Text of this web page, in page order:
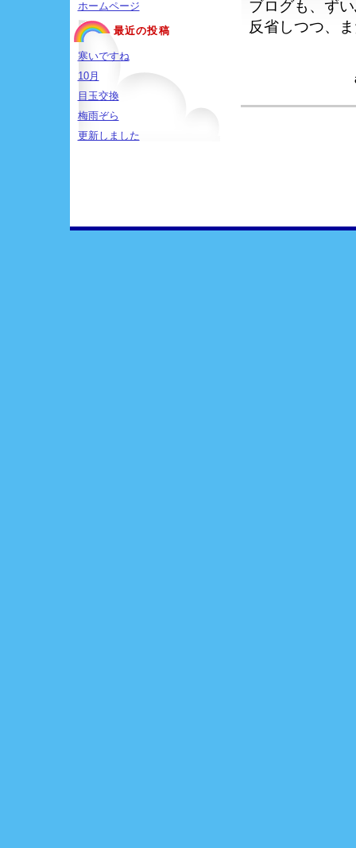
ホームページ
最近の投稿
寒いですね
10月
目玉交換
梅雨ぞら
更新しました
ブログも、ず
反省しつつ、